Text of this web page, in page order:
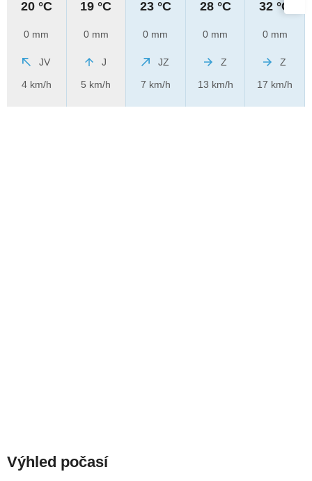
20 °C
0 mm
JV
4 km/h
19 °C
0 mm
J
5 km/h
23 °C
0 mm
JZ
7 km/h
28 °C
0 mm
Z
13 km/h
32 °C
0 mm
Z
17 km/h
Výhled počasí